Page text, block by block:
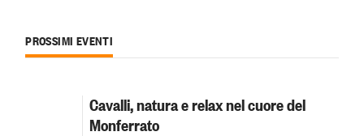
PROSSIMI EVENTI
Cavalli, natura e relax nel cuore del
Monferrato